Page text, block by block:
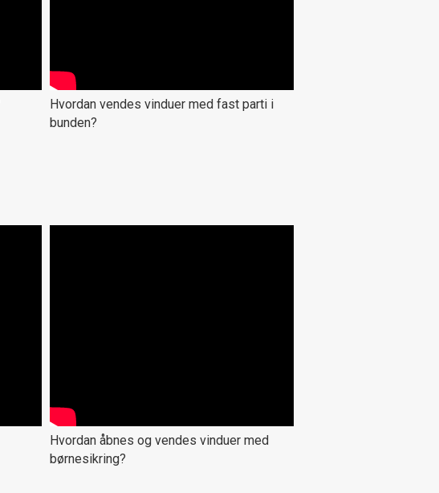
Hvordan vendes vinduer med fast parti i
bunden?
Hvordan åbnes og vendes vinduer med
børnesikring?